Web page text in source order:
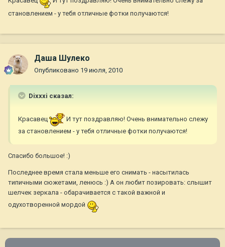
становлением - у тебя отличные фотки получаются!
Даша Шулеко
Опубликовано 19 июля, 2010
Dixxxi сказал:
Красавец
И тут поздравляю! Очень внимательно слежу
за становлением - у тебя отличные фотки получаются!
Спасибо большое! :)
Последнее время стала меньше его снимать - насытилась
типичными сюжетами, ленюсь :) А он любит позировать: слышит
шелчек зеркала - обарачивается с такой важной и
одухотворенной мордой